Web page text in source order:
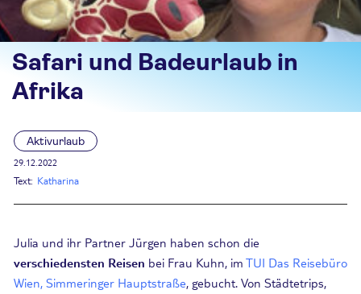
Safari und Badeurlaub in
Afrika
Aktivurlaub
29.12.2022
Text: Katharina
Julia und ihr Partner Jürgen haben schon die
verschiedensten Reisen bei Frau Kuhn, im TUI Das Reisebüro
Wien, Simmeringer Hauptstraße, gebucht. Von Städtetrips,